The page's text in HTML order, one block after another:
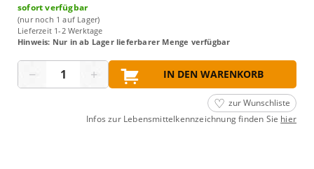
sofort verfügbar
(nur noch 1 auf Lager)
Lieferzeit 1-2 Werktage
Hinweis: Nur in ab Lager lieferbarer Menge verfügbar
− + IN DEN WARENKORB
zur Wunschliste
Infos zur Lebensmittelkennzeichnung finden Sie hier